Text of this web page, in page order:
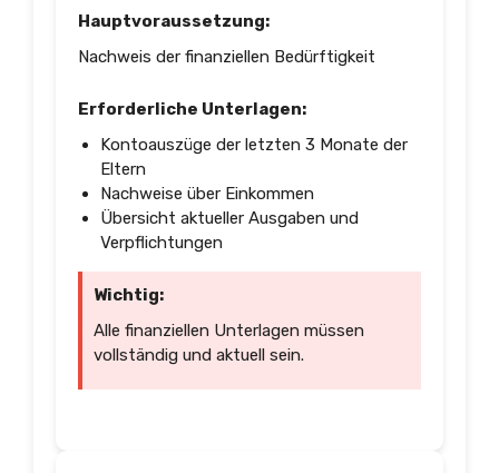
Hauptvoraussetzung:
Nachweis der finanziellen Bedürftigkeit
Erforderliche Unterlagen:
Kontoauszüge der letzten 3 Monate der
Eltern
Nachweise über Einkommen
Übersicht aktueller Ausgaben und
Verpflichtungen
Wichtig:
Alle finanziellen Unterlagen müssen
vollständig und aktuell sein.